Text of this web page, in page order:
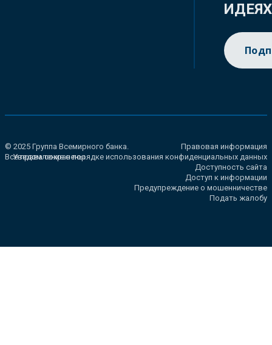
ИДЕЯХ
© 2025 Группа Всемирного банка.
Все права сохранены.
Правовая информация
Уведомление о порядке использования конфиденциальных данных
Доступность сайта
Доступ к информации
Предупреждение о мошенничестве
Подать жалобу